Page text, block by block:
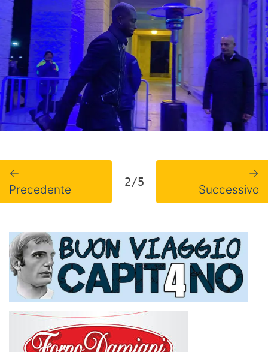
←
Precedente
2/5
→
Successivo